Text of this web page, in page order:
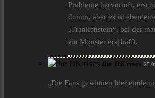
Probleme hervorruft,
dumm, aber es ist eben
„Frankenstein“, bei der
ein Monster erschafft.
the DK rises
„Die Fans gewinnen hier